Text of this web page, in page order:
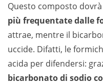
Questo composto
più frequentate dalle
attrae, mentre il
uccide. Difatti, le
acida per difendersi:
bicarbonato di sodio